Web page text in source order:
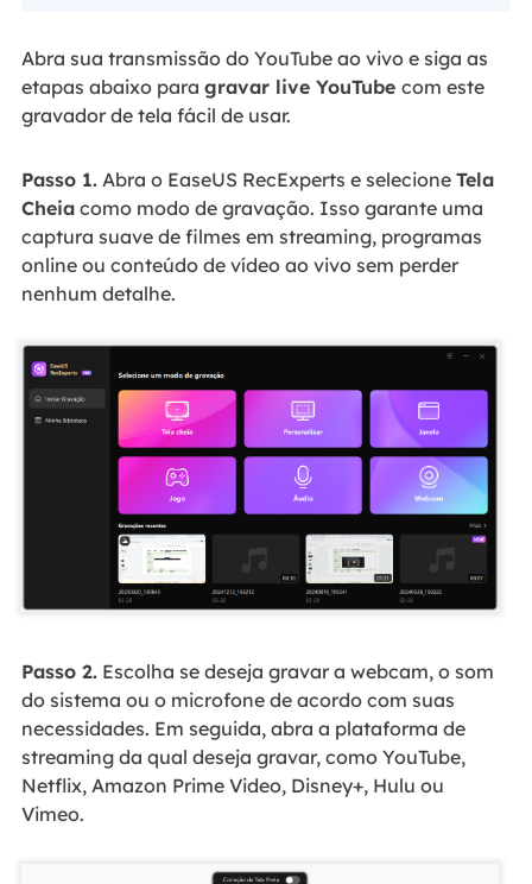
Abra sua transmissão do YouTube ao vivo e siga as
etapas abaixo para gravar live YouTube com este
gravador de tela fácil de usar.
Passo 1.Abra o EaseUS RecExperts e selecione Tela
Cheiacomo modo de gravação. Isso garante uma
captura suave de filmes em streaming, programas
online ou conteúdo de vídeo ao vivo sem perder
nenhum detalhe.
Passo 2.Escolha se deseja gravar a webcam, o som
do sistema ou o microfone de acordo com suas
necessidades. Em seguida, abra a plataforma de
streaming da qual deseja gravar, como YouTube,
Netflix, Amazon Prime Video, Disney+, Hulu ou
Vimeo.